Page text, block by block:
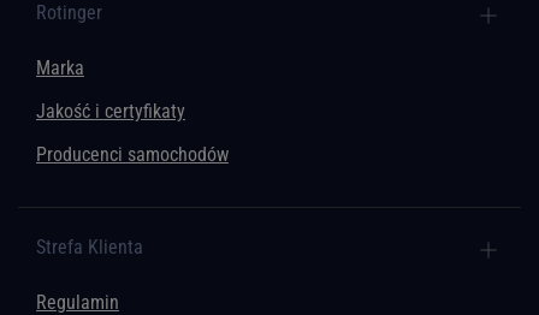
Rotinger
Marka
Jakość i certyfikaty
Producenci samochodów
Strefa Klienta
Regulamin